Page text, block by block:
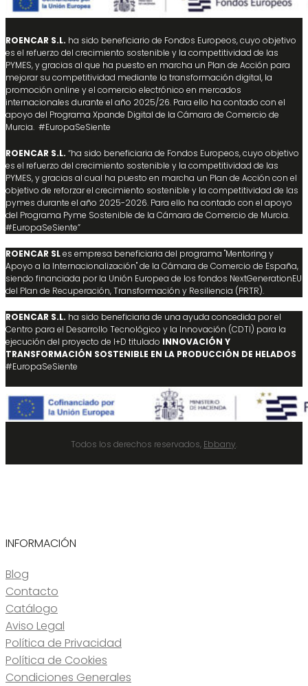
ROENCAR S.L. ha sido beneficiario de Fondos Europeos, cuyo objetivo
es el refuerzo del crecimiento sostenible y la competitividad de las
PYMES, y gracias al que ha puesto en marcha un Plan de Acción para
mejorar su competitividad mediante la transformación digital, la
promoción online y el comercio electrónico en mercados
internacionales durante el año 2025/26. Para ello ha contado con el
apoyo del Programa Xpande Digital de la Cámara de Comercio de
Murcia. #EuropaSeSiente
ROENCAR S.L. “ha sido beneficiaria de Fondos Europeos, cuyo objetivo
es el refuerzo del crecimiento sostenible y la competitividad de las
PYMES, y gracias al cual ha puesto en marcha un Plan de Acción con el
objetivo de reforzar el crecimiento sostenible y la competitividad de las
pymes durante el año 2025-2026. Para ello ha contado con el apoyo
del Programa Pyme Sostenible de la Cámara de Comercio de Murcia.
#EuropaSeSiente”
ROENCAR SLes empresa beneficiaria del programa "Mentoring y
Apoyo a la Internacionalización" de la Cámara de Comercio de España,
siendo financiada por la Unión Europea de los fondos NextGenerationEU
del Plan de Recuperación, Transformación y Resiliencia (PRTR).
ROENCAR S.L. ha sido beneficiaria de una ayuda concedida por el
Centro para el Desarrollo Tecnológico y la Innovación (CDTI) para la
ejecución del proyecto de I+D titulado INNOVACIÓN Y
TRANSFORMACIÓN SOSTENIBLE EN LA PRODUCCIÓN DE HELADOS
#EuropaSeSiente
Todos los derechos reservados, Ebbany.
INFORMACIÓN
Blog
Contacto
Catálogo
Aviso Legal
Política de Privacidad
Política de Cookies
Condiciones Generales